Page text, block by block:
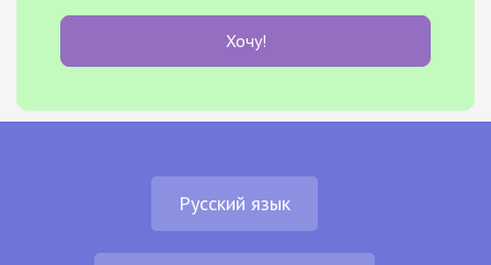
Хочу!
Русский язык